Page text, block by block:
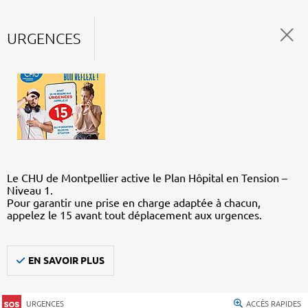
URGENCES
Le CHU de Montpellier active le Plan Hôpital en Tension –
Niveau 1.
Pour garantir une prise en charge adaptée à chacun,
appelez le 15 avant tout déplacement aux urgences.
EN SAVOIR PLUS
URGENCES ACCÈS RAPIDES